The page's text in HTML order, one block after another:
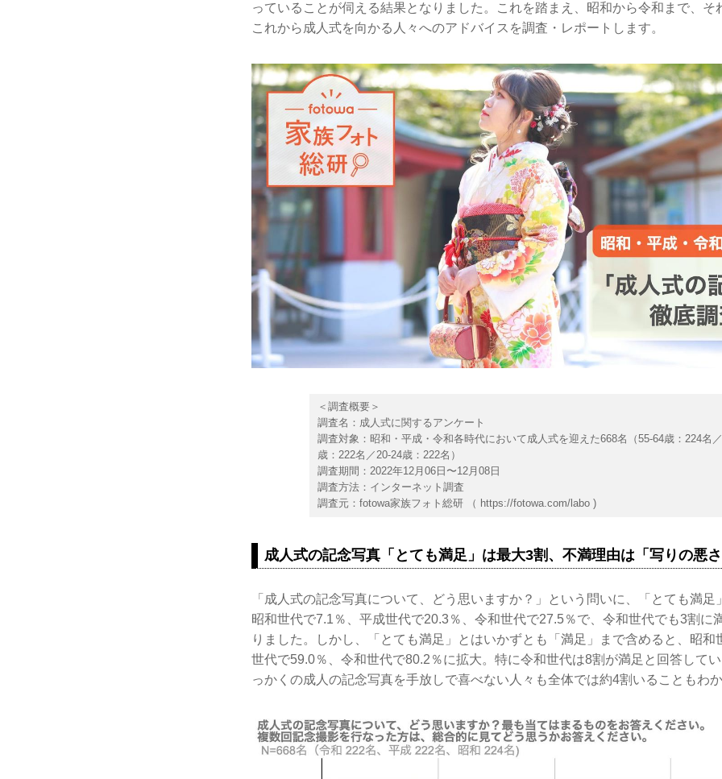
っていることが伺える結果となりました。これを踏まえ、昭和から令和まで、そ
これから成人式を向かる人々へのアドバイスを調査・レポートします。
＜調査概要＞
調査名：成人式に関するアンケート
調査対象：昭和・平成・令和各時代において成人式を迎えた668名（55-64歳：224名
歳：222名／20-24歳：222名）
調査期間：2022年12月06日〜12月08日
調査方法：インターネット調査
調査元：fotowa家族フォト総研 （ https://fotowa.com/labo)
成人式の記念写真「とても満足」は最大3割、不満理由は「写りの悪
「成人式の記念写真について、どう思いますか？」という問いに、「とても満足
昭和世代で7.1％、平成世代で20.3％、令和世代で27.5％で、令和世代でも3割に
りました。しかし、「とても満足」とはいかずとも「満足」まで含めると、昭和
世代で59.0％、令和世代で80.2％に拡大。特に令和世代は8割が満足と回答して
っかくの成人の記念写真を手放しで喜べない人々も全体では約4割いることもわ